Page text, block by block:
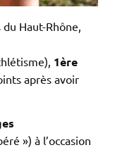
Haut-Rhône,
1ère
après avoir
») à l’occasion